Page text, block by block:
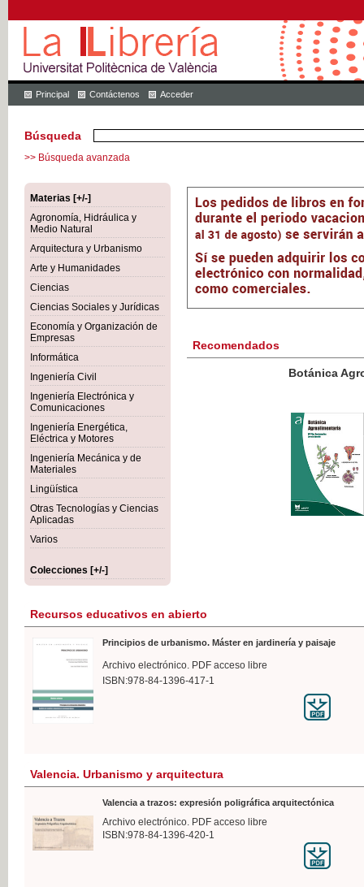
Principal Contáctenos Acceder
Búsqueda
>> Búsqueda avanzada
Materias [+/-]
Agronomía, Hidráulica y
Medio Natural
Arquitectura y Urbanismo
Arte y Humanidades
Ciencias
Ciencias Sociales y Jurídicas
Economía y Organización de
Empresas
Informática
Ingeniería Civil
Ingeniería Electrónica y
Comunicaciones
Ingeniería Energética,
Eléctrica y Motores
Ingeniería Mecánica y de
Materiales
Lingüística
Otras Tecnologías y Ciencias
Aplicadas
Varios
Colecciones [+/-]
Recomendados
Botánica Agroalimentaria
IVA
Recursos educativos en abierto
Principios de urbanismo. Máster en jardinería y paisaje
Archivo electrónico. PDF acceso libre
ISBN:978-84-1396-417-1
Valencia. Urbanismo y arquitectura
Valencia a trazos: expresión poligráfica arquitectónica
Archivo electrónico. PDF acceso libre
ISBN:978-84-1396-420-1